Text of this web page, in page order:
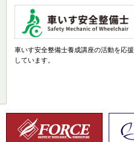
車いす安全整備士養成講座の活動を応援
しています。